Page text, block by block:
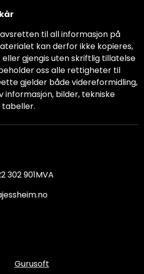
til all informasjon på
kan derfor ikke kopieres,
eller gjengis uten skriftlig tillatelse
oss alle rettigheter til
gjelder både videreformidling,
informasjon, bilder, tekniske
tabeller.
302 901MVA
Gurusoft